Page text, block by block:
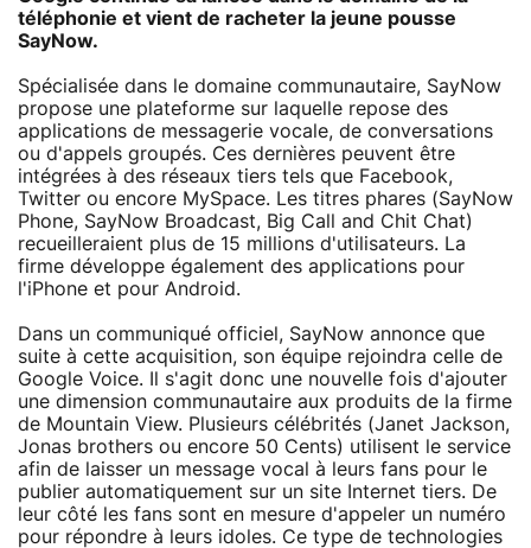
téléphonie et vient de racheter la jeune pousse
SayNow.
Spécialisée dans le domaine communautaire, SayNow
propose une plateforme sur laquelle repose des
applications de messagerie vocale, de conversations
ou d'appels groupés. Ces dernières peuvent être
intégrées à des réseaux tiers tels que Facebook,
Twitter ou encore MySpace. Les titres phares (SayNow
Phone, SayNow Broadcast, Big Call and Chit Chat)
recueilleraient plus de 15 millions d'utilisateurs. La
firme développe également des applications pour
l'iPhone et pour Android.
Dans un communiqué officiel, SayNow annonce que
suite à cette acquisition, son équipe rejoindra celle de
Google Voice. Il s'agit donc une nouvelle fois d'ajouter
une dimension communautaire aux produits de la firme
de Mountain View. Plusieurs célébrités (Janet Jackson,
Jonas brothers ou encore 50 Cents) utilisent le service
afin de laisser un message vocal à leurs fans pour le
publier automatiquement sur un site Internet tiers. De
leur côté les fans sont en mesure d'appeler un numéro
pour répondre à leurs idoles. Ce type de technologies